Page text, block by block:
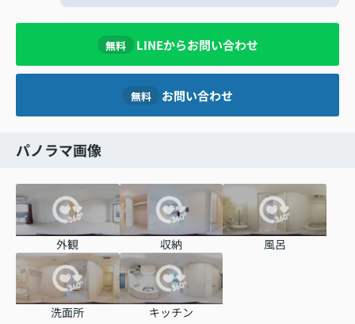
無料 LINEからお問い合わせ
無料 お問い合わせ
パノラマ画像
外観 収納 風呂
洗面所 キッチン